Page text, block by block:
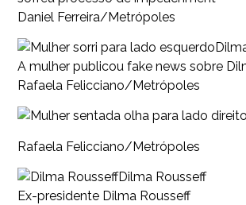
Daniel Ferreira/Metrópoles
A mulher publicou fake news sobre
Rafaela Felicciano/Metrópoles
Rafaela Felicciano/Metrópoles
Dilma Rousseff
Ex-presidente Dilma Rousseff